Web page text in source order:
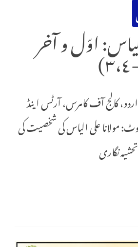
اوّل و آخر
کالج آف کامرس، آرٹس اینڈ
مولانا علی الیاس کی شخصیت کی
نگاری